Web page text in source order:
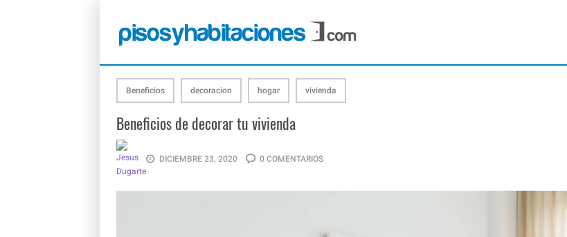
Beneficios decoracion hogar vivienda
Beneficios de decorar tu vivienda
DICIEMBRE 23, 2020 0 COMENTARIOS